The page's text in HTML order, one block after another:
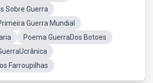
Sobre Guerra
Guerra Mundial
Poema GuerraDos Botoes
Farroupilhas